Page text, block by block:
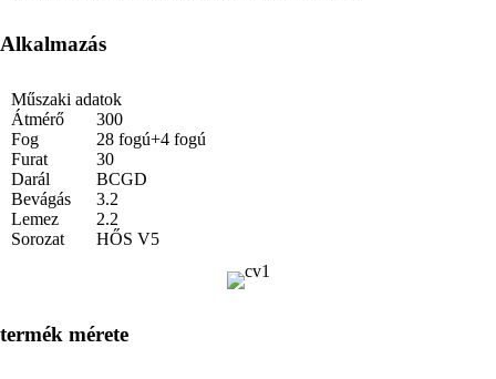
Alkalmazás
Műszaki adatok
Átmérő
300
Fog
28 fogú+4 fogú
Furat
30
Darál
BCGD
Bevágás
3.2
Lemez
2.2
Sorozat
HŐS V5
termék mérete